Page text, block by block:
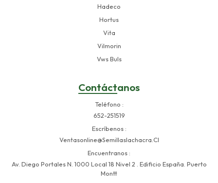
Hadeco
Hortus
Vita
Vilmorin
Vws Buls
Contáctanos
Teléfono
652-251519
Escríbenos
Ventasonline@semillaslachacra.cl
Encuentranos
Av. Diego Portales N. 1000 Local 18 Nivel 2 . Edificio España. Puerto
Montt